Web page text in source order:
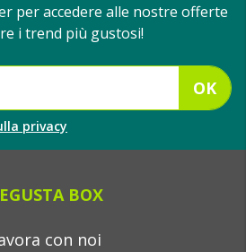
per accedere alle nostre offerte
i trend più gustosi!
OK
privacy
BOX
con noi